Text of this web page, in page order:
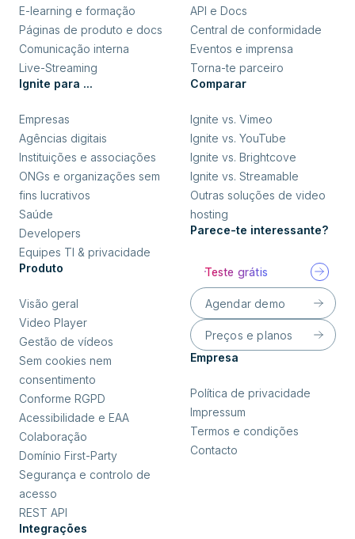
E-learning e formação
Páginas de produto e docs
Comunicação interna
Live-Streaming
Ignite para ...
Empresas
Agências digitais
Instituições e associações
ONGs e organizações sem
fins lucrativos
Saúde
Developers
Equipes TI & privacidade
Produto
Visão geral
Video Player
Gestão de vídeos
Sem cookies nem
consentimento
Conforme RGPD
Acessibilidade e EAA
Colaboração
Domínio First-Party
Segurança e controlo de
acesso
REST API
Integrações
API e Docs
Central de conformidade
Eventos e imprensa
Torna-te parceiro
Comparar
Ignite vs. Vimeo
Ignite vs. YouTube
Ignite vs. Brightcove
Ignite vs. Streamable
Outras soluções de video
hosting
Parece-te interessante?
Teste grátis
Agendar demo
Preços e planos
Empresa
Política de privacidade
Impressum
Termos e condições
Contacto